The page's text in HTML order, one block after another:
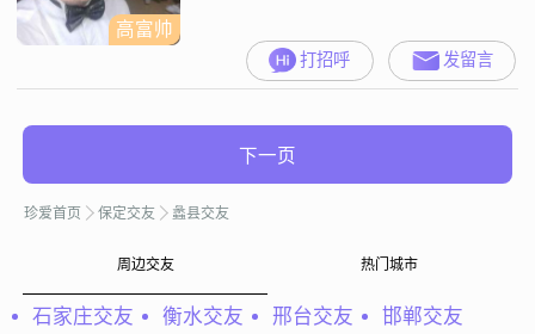
高富帅
打招呼 发留言
下一页
珍爱首页 保定交友 蠡县交友
周边交友 热门城市
石家庄交友 衡水交友 邢台交友 邯郸交友